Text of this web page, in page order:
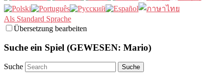
Als Standard Sprache
Übersetzung bearbeiten
Suche ein Spiel (GEWESEN: Mario)
Suche